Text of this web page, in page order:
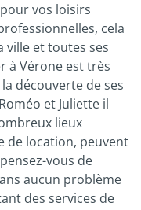
vos loisirs
cela
ville et toutes ses
à Vérone est très
découverte de ses
et Juliette il
lieux
de location, peuvent
vous de
aucun problème
des services de